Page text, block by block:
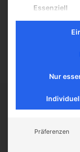
diskutiert, ob die
Sprache
anders auftreten
Der Cathwalk
Es folgt eine Liste
Essenziell
Website
Statistik-
Website
Inhalte von
Nur
Präferenzen